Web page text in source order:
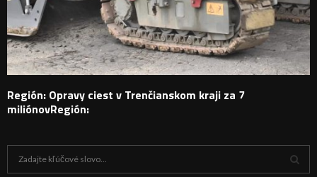
Región: Opravy ciest v Trenčianskom kraji za 7
miliónovRegión: